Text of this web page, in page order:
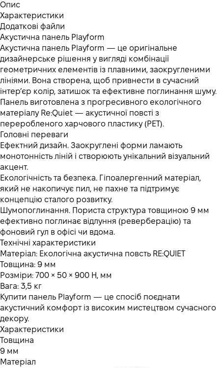
Опис
Характеристики
Додаткові файли
Акустична панель Playform
Акустична панель Playform — це оригінальне
дизайнерське рішення у вигляді комбінації
геометричних елементів із плавними, заокругленими
лініями. Вона створена, щоб привнести в сучасний
інтер’єр колір, затишок та ефективне поглинання шуму.
Панель виготовлена з прогресивного екологічного
матеріалу Re:Quiet — акустичної повсті з
переробленого харчового пластику (PET).
Головні переваги
Ефектний дизайн. Заокруглені форми ламають
монотонність ліній і створюють унікальний візуальний
акцент.
Екологічність та безпека. Гіпоалергенний матеріал,
який не накопичує пил, не пахне та підтримує
концепцію сталого розвитку.
Шумопоглинання. Пориста структура товщиною 9 мм
ефективно поглинає відлуння (реверберацію) та
фоновий гул в офісі чи вдома.
Технічні характеристики
Матеріал: Екологічна акустична повсть RE:QUIET
Товщина: 9 мм
Розміри: 700 × 50 × 900 H, мм
Вага: 3,5 кг
Купити панель Playform — це спосіб поєднати
акустичний комфорт із високим мистецтвом сучасного
декору.
Характеристики
Товщина
9 мм
Матеріал